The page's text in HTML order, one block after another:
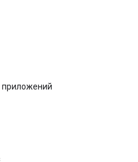
приложений